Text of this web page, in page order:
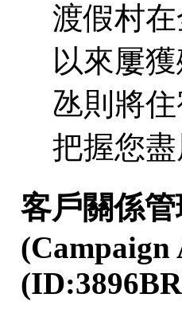
渡假村
以來屢
氹則將
把握您
客戶關係
(Campaign